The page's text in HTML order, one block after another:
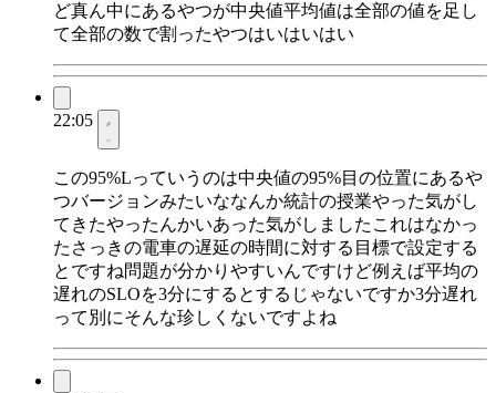
ど真ん中にあるやつが中央値平均値は全部の値を足し
て全部の数で割ったやつはいはいはい
22:05
この95%Lっていうのは中央値の95%目の位置にあるや
つバージョンみたいななんか統計の授業やった気がし
てきたやったんかいあった気がしましたこれはなかっ
たさっきの電車の遅延の時間に対する目標で設定する
とですね問題が分かりやすいんですけど例えば平均の
遅れのSLOを3分にするとするじゃないですか3分遅れ
って別にそんな珍しくないですよね